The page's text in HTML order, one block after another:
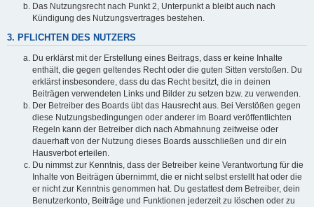
Das Nutzungsrecht nach Punkt 2, Unterpunkt a bleibt auch nach
Kündigung des Nutzungsvertrages bestehen.
3. PFLICHTEN DES NUTZERS
Du erklärst mit der Erstellung eines Beitrags, dass er keine Inhalte
enthält, die gegen geltendes Recht oder die guten Sitten verstoßen. Du
erklärst insbesondere, dass du das Recht besitzt, die in deinen
Beiträgen verwendeten Links und Bilder zu setzen bzw. zu verwenden.
Der Betreiber des Boards übt das Hausrecht aus. Bei Verstößen gegen
diese Nutzungsbedingungen oder anderer im Board veröffentlichten
Regeln kann der Betreiber dich nach Abmahnung zeitweise oder
dauerhaft von der Nutzung dieses Boards ausschließen und dir ein
Hausverbot erteilen.
Du nimmst zur Kenntnis, dass der Betreiber keine Verantwortung für die
Inhalte von Beiträgen übernimmt, die er nicht selbst erstellt hat oder die
er nicht zur Kenntnis genommen hat. Du gestattest dem Betreiber, dein
Benutzerkonto, Beiträge und Funktionen jederzeit zu löschen oder zu